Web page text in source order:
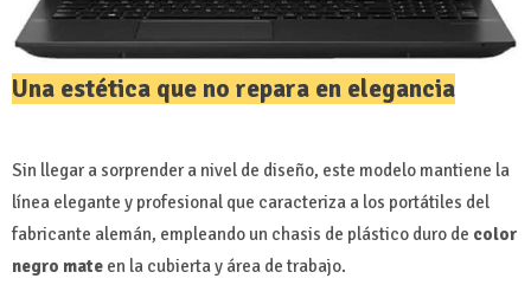
Una estética que no repara en elegancia
Sin llegar a sorprender a nivel de diseño, este modelo mantiene la
línea elegante y profesional que caracteriza a los portátiles del
fabricante alemán, empleando un chasis de plástico duro de color
negro mate en la cubierta y área de trabajo.